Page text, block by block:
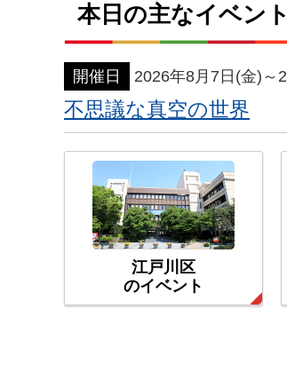
本日の主なイベント
開催日 2026年8月7日(金)～
不思議な真空の世界
江戸川区
のイベント